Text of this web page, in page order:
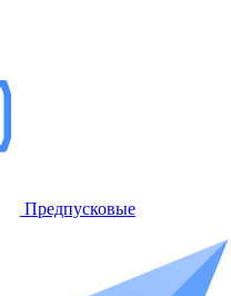
Предпусковые